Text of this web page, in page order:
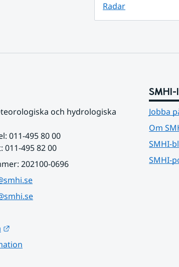
Radar
och hydrologiska
011-495 80 00
495 82 00
202100-0696
Jobba
Om
SMHI-
SMHI-